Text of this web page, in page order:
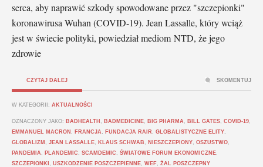
serca, aby naprawić szkody spowodowane przez "szczepionki"
koronawirusa Wuhan (COVID-19). Jean Lassalle, który wciąż
jest w świecie polityki, powiedział mediom NTD, że jego
zdrowie
CZYTAJ DALEJ
W KATEGORII: AKTUALNOŚCI
OZNACZONY JAKO: BADHEALTH BADMEDICINE BIG PHARMA BILL GATES COVID-19
EMMANUEL MACRON
FRANCJA FUNDACJA RAIR GLOBALISTYCZNE ELITY
GLOBALIZM
JEAN LASSALLE KLAUS SCHWAB NIESZCZEPIONY OSZUSTWO
PANDEMIA
PLANDEMIC SCAMDEMIC ŚWIATOWE FORUM EKONOMICZNE
SZCZEPIONKI
USZKODZENIE POSZCZEPIENNE WEF ŻAL POSZCZEPNY
SKOMENTUJ